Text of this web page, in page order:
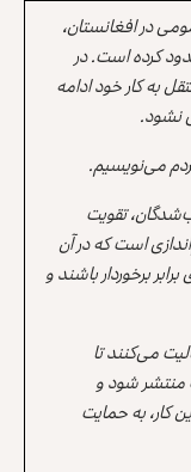
در افغانستان،
کرده است. در
به کار خود ادامه
نشود.
می‌نویسیم.
تقویت
است که در آن
برخوردار باشند و
می‌کنند تا
منتشر شود و
کار، به حمایت